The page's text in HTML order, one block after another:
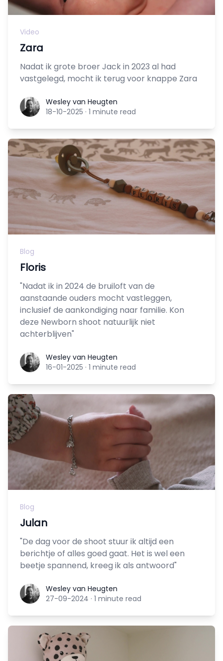
Video
Zara
Nadat ik grote broer Jack in 2023 al had
vastgelegd, mocht ik terug voor knappe Zara
Wesley van Heugten
Wesley van Heugten
18-10-2025 · 1 minute read
Blog
Floris
"Nadat ik in 2024 de bruiloft van de
aanstaande ouders mocht vastleggen,
inclusief de aankondiging naar familie. Kon
deze Newborn shoot natuurlijk niet
achterblijven"
Wesley van Heugten
Wesley van Heugten
16-01-2025 · 1 minute read
Blog
Julan
"De dag voor de shoot stuur ik altijd een
berichtje of alles goed gaat. Het is wel een
beetje spannend, kreeg ik als antwoord"
Wesley van Heugten
Wesley van Heugten
27-09-2024 · 1 minute read